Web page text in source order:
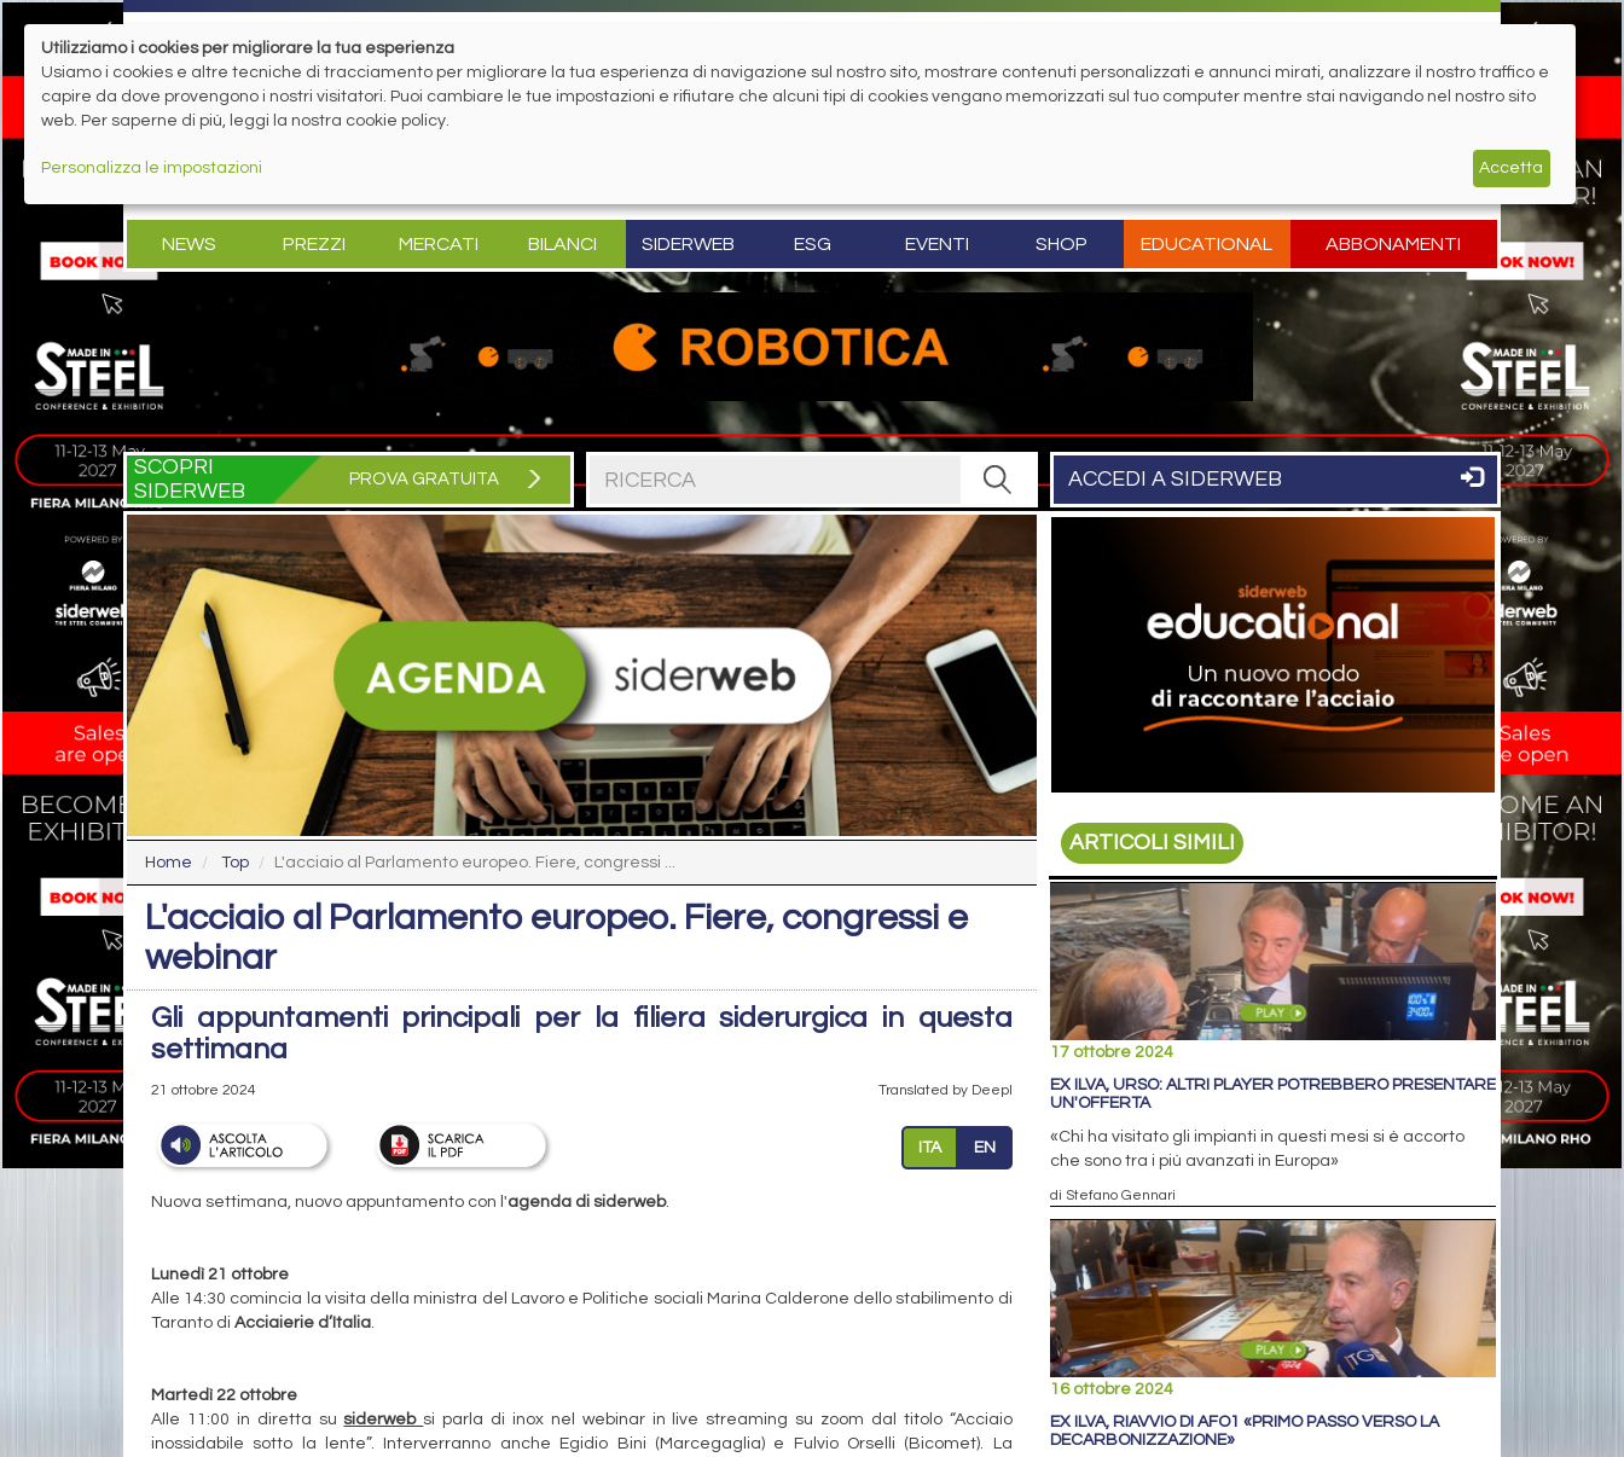
NEWS PREZZI MERCATI BILANCI SIDERWEB ESG EVENTI SHOP EDUCATIONAL ABBONAMENTI
SCOPRI
SIDERWEB
PROVA GRATUITA ACCEDI A SIDERWEB
Home Top L'acciaio al Parlamento europeo. Fiere, congressi ...
L'acciaio al Parlamento europeo. Fiere, congressi e
webinar
Gli appuntamenti principali per la filiera siderurgica in questa
settimana
21 ottobre 2024 Translated by Deepl
ITA EN
Nuova settimana, nuovo appuntamento con l'agenda di siderweb.
Lunedì 21 ottobre
Alle 14:30 comincia la visita della ministra del Lavoro e Politiche sociali Marina Calderone dello stabilimento di
Taranto di Acciaierie d’Italia.
Martedì 22 ottobre
Alle 11:00 in diretta susiderweb si parla di inox nel webinar in live streaming su zoom dal titolo “Acciaio
inossidabile sotto la lente”. Interverranno anche Egidio Bini (Marcegaglia) e Fulvio Orselli (Bicomet). La
ARTICOLI SIMILI
17 ottobre 2024
EX ILVA, URSO: ALTRI PLAYER POTREBBERO PRESENTARE
UN'OFFERTA
«Chi ha visitato gli impianti in questi mesi si è accorto
che sono tra i più avanzati in Europa»
di Stefano Gennari
16 ottobre 2024
EX ILVA, RIAVVIO DI AFO1 «PRIMO PASSO VERSO LA
DECARBONIZZAZIONE»
Utilizziamo i cookies per migliorare la tua esperienza
Usiamo i cookies e altre tecniche di tracciamento per migliorare la tua esperienza di navigazione sul nostro sito, mostrare contenuti personalizzati e annunci mirati, analizzare il nostro traffico e
capire da dove provengono i nostri visitatori. Puoi cambiare le tue impostazioni e rifiutare che alcuni tipi di cookies vengano memorizzati sul tuo computer mentre stai navigando nel nostro sito
web. Per saperne di più, leggi la nostra cookie policy.
Personalizza le impostazioni Accetta